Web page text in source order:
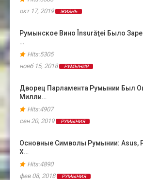
окт 17, 2019
ЖИЗНЬ
Румынское Вино Însurăţei Было
…
Hits:5305
нояб 15, 2018
РУМЫНИЯ
Дворец Парламента Румынии Был
Милли…
Hits:4907
сен 20, 2019
РУМЫНИЯ
Основные Символы Румынии: Asus,
Х…
Hits:4890
фев 08, 2018
РУМЫНИЯ